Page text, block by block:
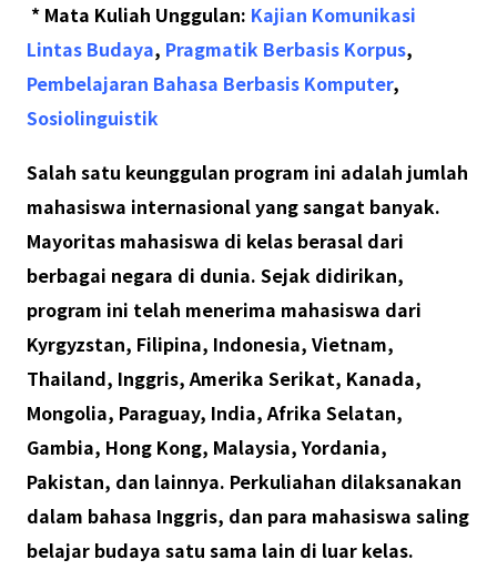
* Mata Kuliah Unggulan: Kajian Komunikasi
Lintas Budaya, Pragmatik Berbasis Korpus,
Pembelajaran Bahasa Berbasis Komputer,
Sosiolinguistik
Salah satu keunggulan program ini adalah jumlah
mahasiswa internasional yang sangat banyak.
Mayoritas mahasiswa di kelas berasal dari
berbagai negara di dunia. Sejak didirikan,
program ini telah menerima mahasiswa dari
Kyrgyzstan, Filipina, Indonesia, Vietnam,
Thailand, Inggris, Amerika Serikat, Kanada,
Mongolia, Paraguay, India, Afrika Selatan,
Gambia, Hong Kong, Malaysia, Yordania,
Pakistan, dan lainnya. Perkuliahan dilaksanakan
dalam bahasa Inggris, dan para mahasiswa saling
belajar budaya satu sama lain di luar kelas.